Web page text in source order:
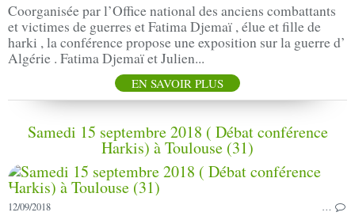
Coorganisée par l’Office national des anciens combattants
et victimes de guerres et Fatima Djemaï , élue et fille de
harki , la conférence propose une exposition sur la guerre d’
Algérie . Fatima Djemaï et Julien...
EN SAVOIR PLUS
Samedi 15 septembre 2018 ( Débat conférence
Harkis) à Toulouse (31)
12/09/2018 …